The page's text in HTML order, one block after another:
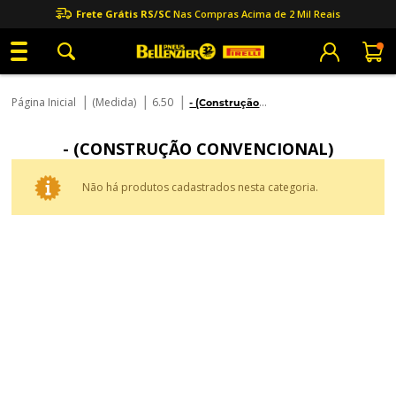
Frete Grátis RS/SC Nas Compras Acima de 2 Mil Reais
Página Inicial | (Medida) | 6.50 | - (Construção
- (CONSTRUÇÃO CONVENCIONAL)
Não há produtos cadastrados nesta categoria.